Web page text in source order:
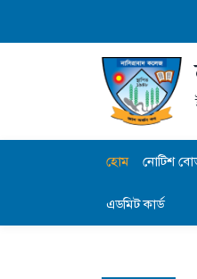
হোম নোটিশ
এডমিট কার্ড